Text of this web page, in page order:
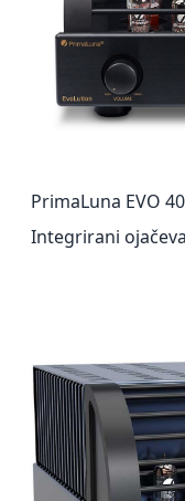
PrimaLuna EVO
Integrirani